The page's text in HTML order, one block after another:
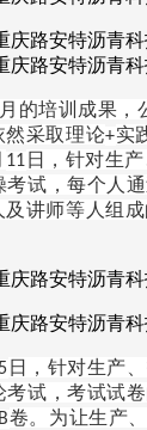
的培训成果，
然采取理论+实
11 日，针对生
考试，每个人
讲师等人组
日，针对生产
考试，考试试
B卷。为让生产